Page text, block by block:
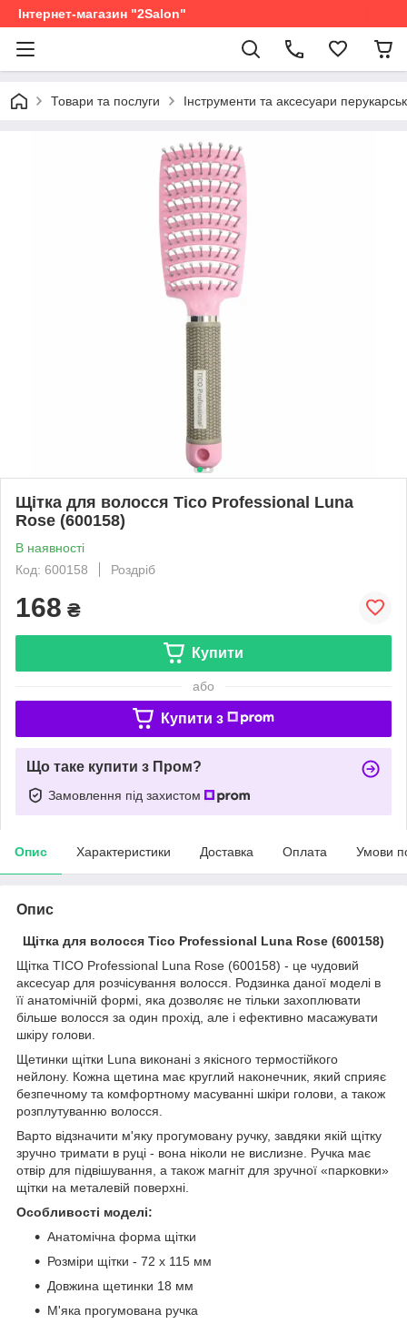
Інтернет-магазин "2Salon"
Товари та послуги Інструменти та аксесуари
Щітка для волосся Tico Professional Luna
Rose (600158)
В наявності
Код: 600158
Роздріб
168 ₴
Купити
або
Купити з
Що таке купити з Пром?
Замовлення під захистом
Опис Характеристики Доставка Оплата Умови
Опис
Щітка для волосся Tico Professional Luna Rose (600158)
Щітка TICO Professional Luna Rose (600158) - це чудовий
аксесуар для розчісування волосся. Родзинка даної моделі в
її анатомічній формі, яка дозволяє не тільки захоплювати
більше волосся за один прохід, але і ефективно масажувати
шкіру голови.
Щетинки щітки Luna виконані з якісного термостійкого
нейлону. Кожна щетина має круглий наконечник, який сприяє
безпечному та комфортному масуванні шкіри голови, а також
розплутуванню волосся.
Варто відзначити м'яку прогумовану ручку, завдяки якій щітку
зручно тримати в руці - вона ніколи не вислизне. Ручка має
отвір для підвішування, а також магніт для зручної «парковки»
щітки на металевій поверхні.
Особливості моделі:
Анатомічна форма щітки
Розміри щітки - 72 x 115 мм
Довжина щетинки 18 мм
М'яка прогумована ручка